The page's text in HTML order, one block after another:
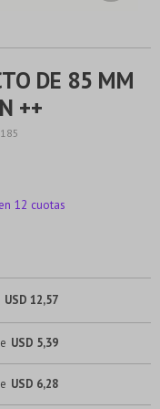
DE 85 MM
++
12 cuotas
USD 12,57
USD 5,39
USD 6,28